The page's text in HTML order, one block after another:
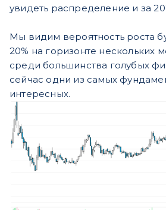
увидеть распределение и за
Мы видим вероятность роста
20% на горизонте нескольких
среди большинства голубых
сейчас одни из самых
интересных.